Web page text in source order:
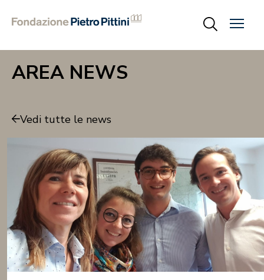
AREA NEWS
Vedi tutte le news